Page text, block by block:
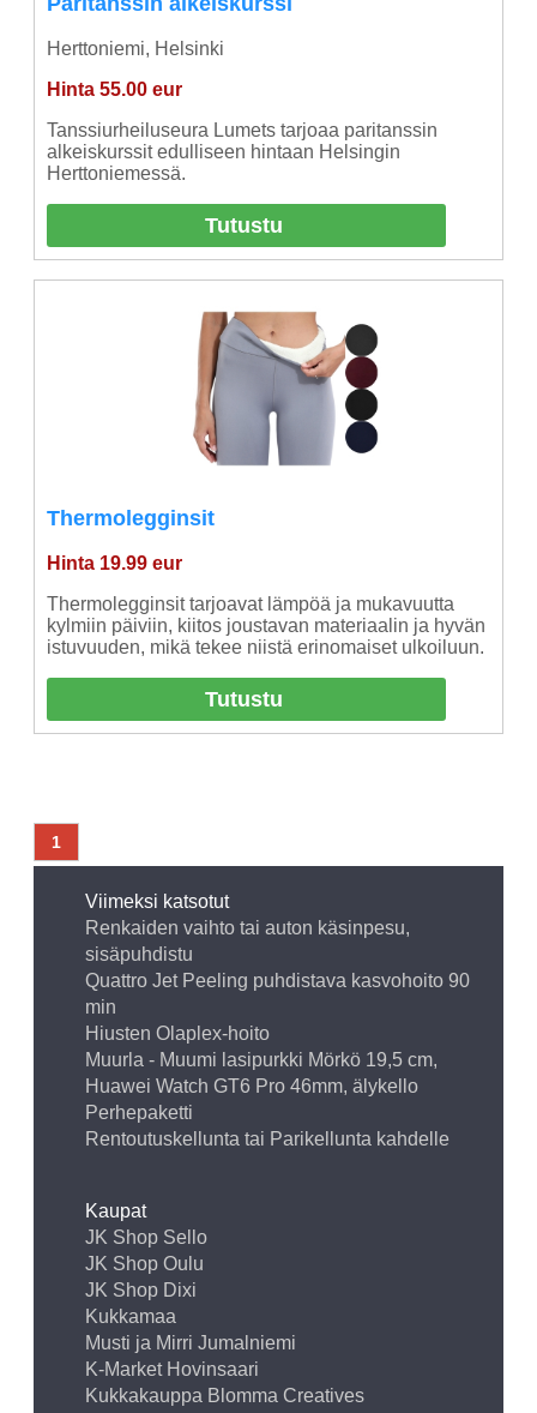
Herttoniemi, Helsinki
Hinta 55.00 eur
Tanssiurheiluseura Lumets tarjoaa paritanssin
alkeiskurssit edulliseen hintaan Helsingin
Herttoniemessä.
Tutustu
Thermolegginsit
Hinta 19.99 eur
Thermolegginsit tarjoavat lämpöä ja mukavuutta
kylmiin päiviin, kiitos joustavan materiaalin ja hyvän
istuvuuden, mikä tekee niistä erinomaiset ulkoiluun.
Tutustu
1
Viimeksi katsotut
Renkaiden vaihto tai auton käsinpesu,
sisäpuhdistu
Quattro Jet Peeling puhdistava kasvohoito 90
min
Hiusten Olaplex-hoito
Muurla - Muumi lasipurkki Mörkö 19,5 cm,
Huawei Watch GT6 Pro 46mm, älykello
Perhepaketti
Rentoutuskellunta tai Parikellunta kahdelle
Kaupat
JK Shop Sello
JK Shop Oulu
JK Shop Dixi
Kukkamaa
Musti ja Mirri Jumalniemi
K-Market Hovinsaari
Kukkakauppa Blomma Creatives